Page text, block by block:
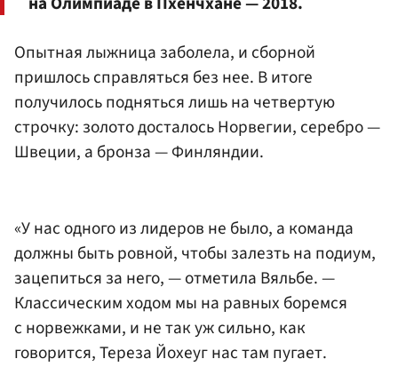
Опытная лыжница заболела, и сборной
пришлось справляться без нее. В итоге
получилось подняться лишь на четвертую
строчку: золото досталось Норвегии, серебро —
Швеции, а бронза — Финляндии.
«У нас одного из лидеров не было, а команда
должны быть ровной, чтобы залезть на подиум,
зацепиться за него, — отметила Вяльбе. —
Классическим ходом мы на равных боремся
с норвежками, и не так уж сильно, как
говорится, Тереза Йохеуг нас там пугает.